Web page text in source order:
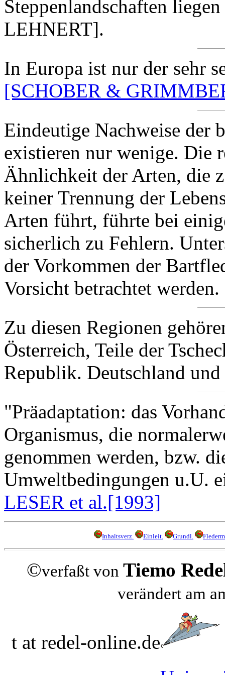
Steppenlandschaften
LEHNERT].
In Europa ist nur der sehr
[SCHOBER &
Eindeutige Nachweise der
existieren nur wenige. Die
Ähnlichkeit der Arten, die
keiner Trennung der
Arten führt, führte bei
sicherlich zu Fehlern.
der Vorkommen der
Vorsicht betrachtet werden.
Zu diesen Regionen
Österreich, Teile der
Republik. Deutschland
"Präadaptation: das
Organismus, die
genommen werden, bzw.
Umweltbedingungen u.U.
LESER et al.[1993]
Inhaltsverz. Einleit. Grundl.
©verfaßt von Tiemo
verändert am
t at redel-online.de